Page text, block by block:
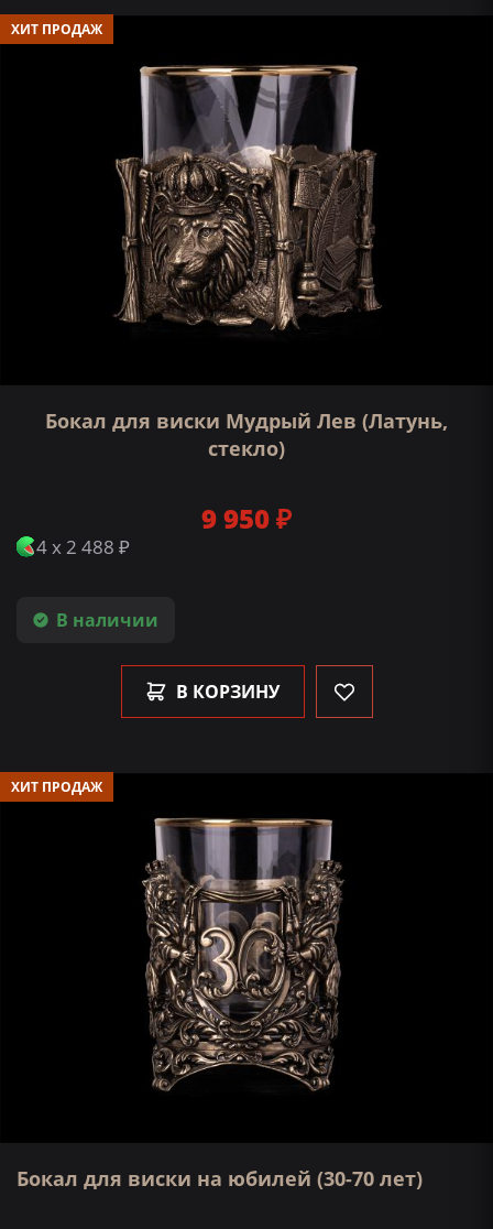
ХИТ ПРОДАЖ
Бокал для виски Мудрый Лев (Латунь,
стекло)
В наличии
9 950 ₽
4 x 2 488 ₽
В КОРЗИНУ
ХИТ ПРОДАЖ
Бокал для виски на юбилей (30-70 лет)